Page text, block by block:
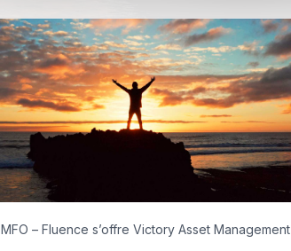
MFO – Fluence s’offre Victory Asset Management